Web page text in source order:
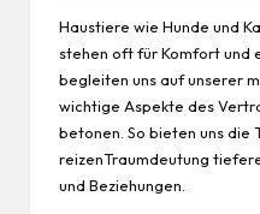
Haustiere wie Hunde und
stehen oft für Komfort und
begleiten uns auf unserer
wichtige Aspekte des
betonen. So bieten uns die
reizenTraumdeutung
und Beziehungen.